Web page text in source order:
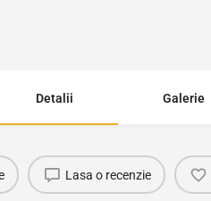
Detalii Galerie
Lasa o recenzie